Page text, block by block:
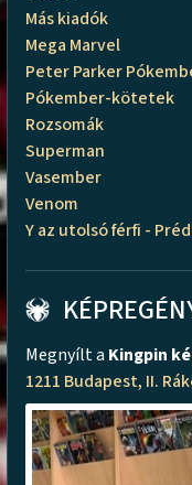
Más kiadók
Mega Marvel
Peter Parker
Pókember-kötetek
Rozsomák
Superman
Vasember
Venom
Y az utolsó férfi -
Megnyílt a Kingpin
1211 Budapest, II.